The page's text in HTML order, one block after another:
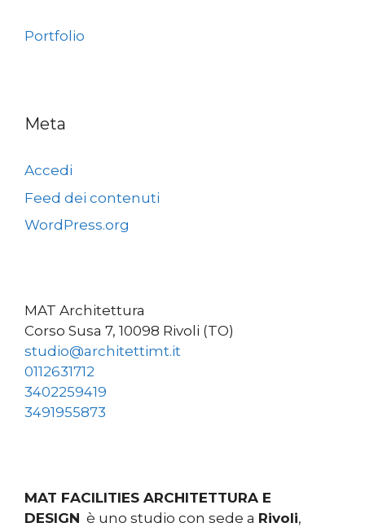
Portfolio
Meta
Accedi
Feed dei contenuti
WordPress.org
MAT Architettura
Corso Susa 7, 10098 Rivoli (TO)
studio@architettimt.it
0112631712
3402259419
3491955873
MAT FACILITIES ARCHITETTURA E
DESIGN è uno studio con sede a Rivoli,